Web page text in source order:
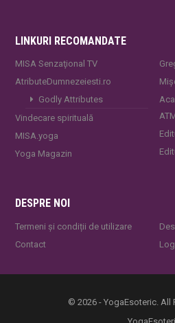
LINKURI RECOMANDATE
MISA Senzaţional TV
AtributeDumnezeiesti.ro
Godly Attributes
Vindecare spirituală
MISA.yoga
Yoga Magazin
DESPRE NOI
Termeni și condiții de utilizare
Contact
© 2026 - YogaEsoteric. All